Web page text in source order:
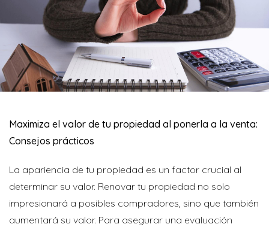
Maximiza el valor de tu propiedad al ponerla a la venta:
Consejos prácticos
La apariencia de tu propiedad es un factor crucial al
determinar su valor. Renovar tu propiedad no solo
impresionará a posibles compradores, sino que también
aumentará su valor. Para asegurar una evaluación